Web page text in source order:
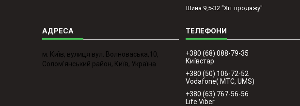
Шина 9,5-32 "Хіт продажу"
м. Київ, вулиця вул. Волноваська,10,
Солом'янський район, Київ, Україна
+380 (68) 088-79-35
Київстар
+380 (50) 106-72-52
Vodafone( МТС, UMS)
+380 (63) 767-56-56
Life Viber